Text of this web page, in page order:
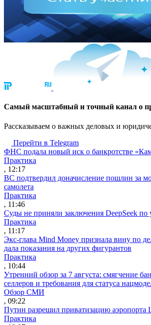
Cамый масштабный и точный канал о
Рассказываем о важных деловых и
Перейти в Telegram
ФНС подала новый иск о банкротстве
Практика
, 12:17
ВС подтвердил доначисление пошлин за
самолета
Практика
, 11:46
Суды не приняли заключения DeepSeek по
Практика
, 11:17
Экс-глава Mind Money признала вину по
дала показания на других фигурантов
Практика
, 10:44
Утренний обзор за 7 августа: смягчение
селлеров и требования для статуса
Обзор СМИ
, 09:22
Путин разрешил приватизацию аэропорта
Практика